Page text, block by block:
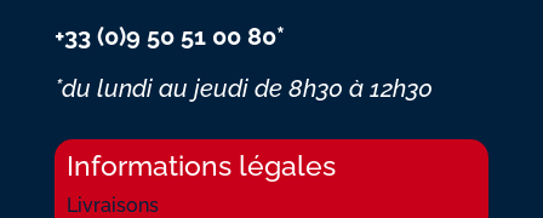
+33 (0)9 50 51 00 80*
*du lundi au jeudi de 8h30 à 12h30
Informations légales
Livraisons